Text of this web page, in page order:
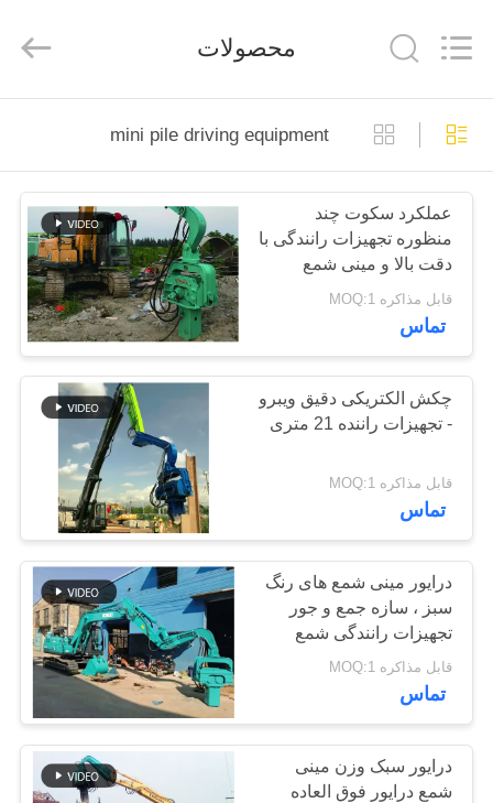
صفحه
اصلی
محصولات
نمایش
واقعیت
مجازی
درباره
تور
کارخانه
کنترل
کیفیت
Machinery
Co.,
محصولات
mini pile driving equipment
عملکرد سکوت چند
منظوره تجهیزات رانندگی با
دقت بالا و مینی شمع
قابل مذاکره MOQ:1
تماس
چکش الکتریکی دقیق ویبرو
- تجهیزات راننده 21 متری
قابل مذاکره MOQ:1
تماس
درایور مینی شمع های رنگ
سبز ، سازه جمع و جور
تجهیزات رانندگی شمع
کوچک
قابل مذاکره MOQ:1
تماس
درایور سبک وزن مینی
شمع درایور فوق العاده